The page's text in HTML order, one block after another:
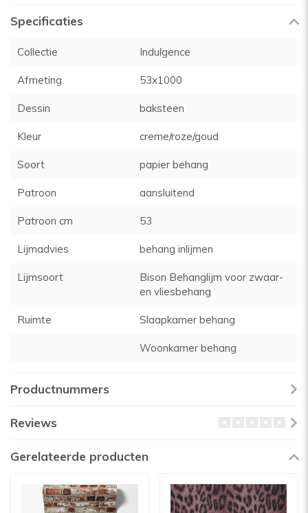
Specificaties
Collectie Indulgence
Afmeting 53x1000
Dessin baksteen
Kleur creme/roze/goud
Soort papier behang
Patroon aansluitend
Patroon cm 53
Lijmadvies behang inlijmen
Lijmsoort
Bison Behanglijm voor zwaar-
en vliesbehang
Ruimte Slaapkamer behang
Woonkamer behang
Productnummers
Reviews
Gerelateerde producten